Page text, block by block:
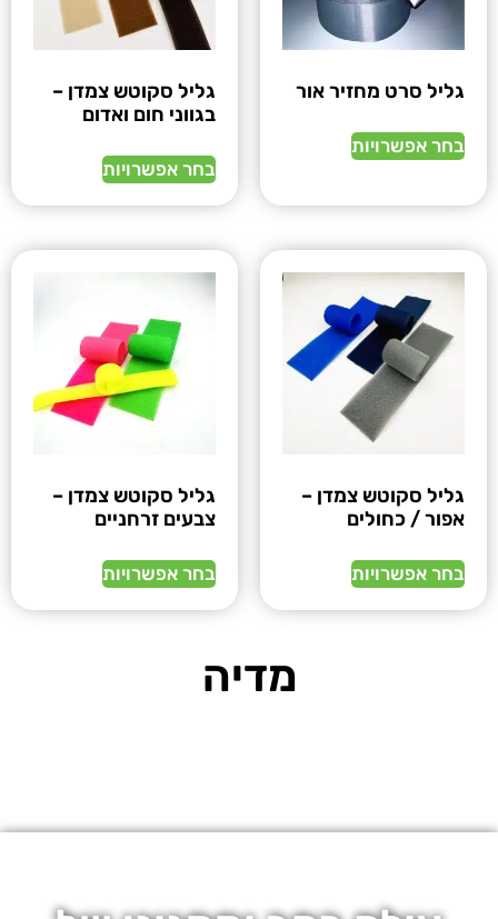
גליל סרט מחזיר אור
בחר אפשרויות
גליל סקוטש צמדן –
בגווני חום ואדום
בחר אפשרויות
גליל סקוטש צמדן –
אפור / כחולים
בחר אפשרויות
גליל סקוטש צמדן –
צבעים זרחניים
בחר אפשרויות
מדיה